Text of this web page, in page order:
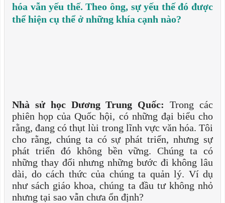
hóa vẫn yếu thế. Theo ông, sự yếu thế đó được
thể hiện cụ thể ở những khía cạnh nào?
Nhà sử học Dương Trung Quốc:Trong các
phiên họp của Quốc hội, có những đại biểu cho
rằng, đang có thụt lùi trong lĩnh vực văn hóa. Tôi
cho rằng, chúng ta có sự phát triển, nhưng sự
phát triển đó không bền vững. Chúng ta có
những thay đổi nhưng những bước đi không lâu
dài, do cách thức của chúng ta quản lý. Ví dụ
như sách giáo khoa, chúng ta đầu tư không nhỏ
nhưng tại sao vẫn chưa ổn định?